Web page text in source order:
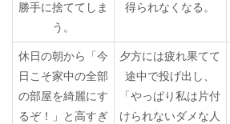
勝手に捨ててしま
う。
得られなくなる。
休日の朝から「今
日こそ家中の全部
の部屋を綺麗にす
るぞ！」と高すぎ
夕方には疲れ果てて
途中で投げ出し、
「やっぱり私は片付
けられないダメな人